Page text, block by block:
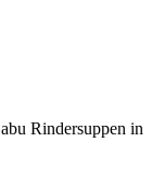
Rindersuppen in